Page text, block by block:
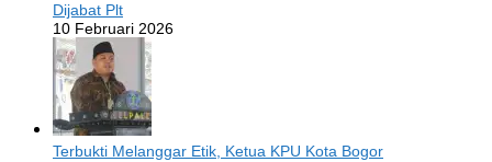
Dijabat Plt
10 Februari 2026
Terbukti Melanggar Etik, Ketua KPU Kota Bogor